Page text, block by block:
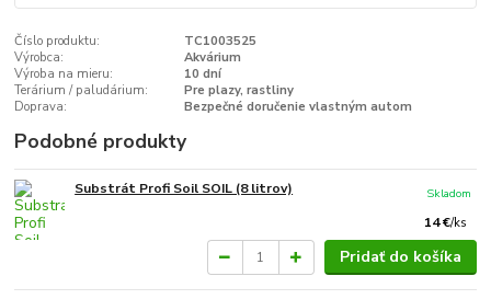
Číslo produktu:
TC1003525
Výrobca:
Akvárium
Výroba na mieru:
10 dní
Terárium / paludárium:
Pre plazy, rastliny
Doprava:
Bezpečné doručenie vlastným autom
Podobné produkty
Substrát Profi Soil SOIL (8 litrov)
14 €/ks
Skladom
Pridať do košíka